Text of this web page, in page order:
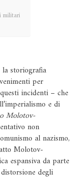
militari
storiografia
per
incidenti – che
e di
Molotov-
non
al nazismo,
Molotov-
espansiva da parte
degli